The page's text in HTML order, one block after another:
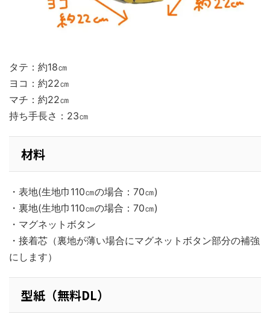
タテ：約18㎝
ヨコ：約22㎝
マチ：約22㎝
持ち手長さ：23㎝
材料
・表地(生地巾110㎝の場合：70㎝)
・裏地(生地巾110㎝の場合：70㎝)
・マグネットボタン
・接着芯（裏地が薄い場合にマグネットボタン部分の補強
にします）
型紙（無料DL）